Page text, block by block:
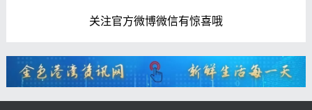
关注官方微博微信有惊喜哦